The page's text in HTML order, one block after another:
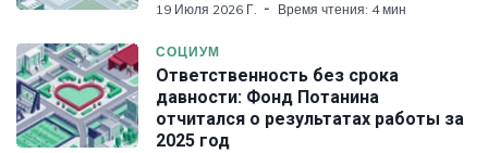
19 Июля 2026 Г. Время чтения: 4 мин
СОЦИУМ
Ответственность без срока
давности: Фонд Потанина
отчитался о результатах работы за
2025 год